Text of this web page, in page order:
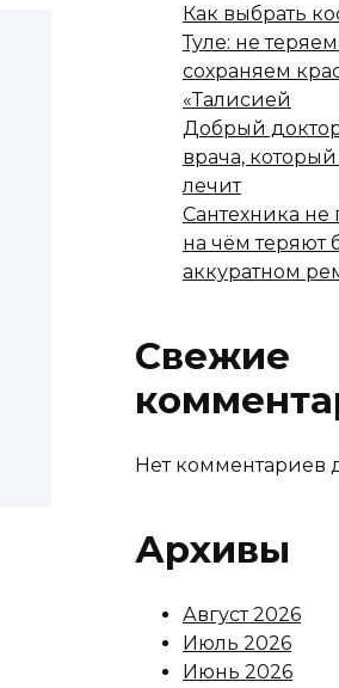
Как выбрать
Туле: не
сохраняем
«Талисией
Добрый
врача,
лечит
Сантехника не
на чём теряют
аккуратном
Свежие
Нет комментариев
Архивы
Август 2026
Июль 2026
Июнь 2026